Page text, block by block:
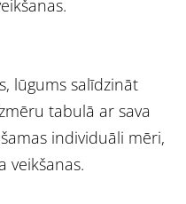
lūgums salīdzināt
tabulā ar sava
individuāli mēri,
veikšanas.